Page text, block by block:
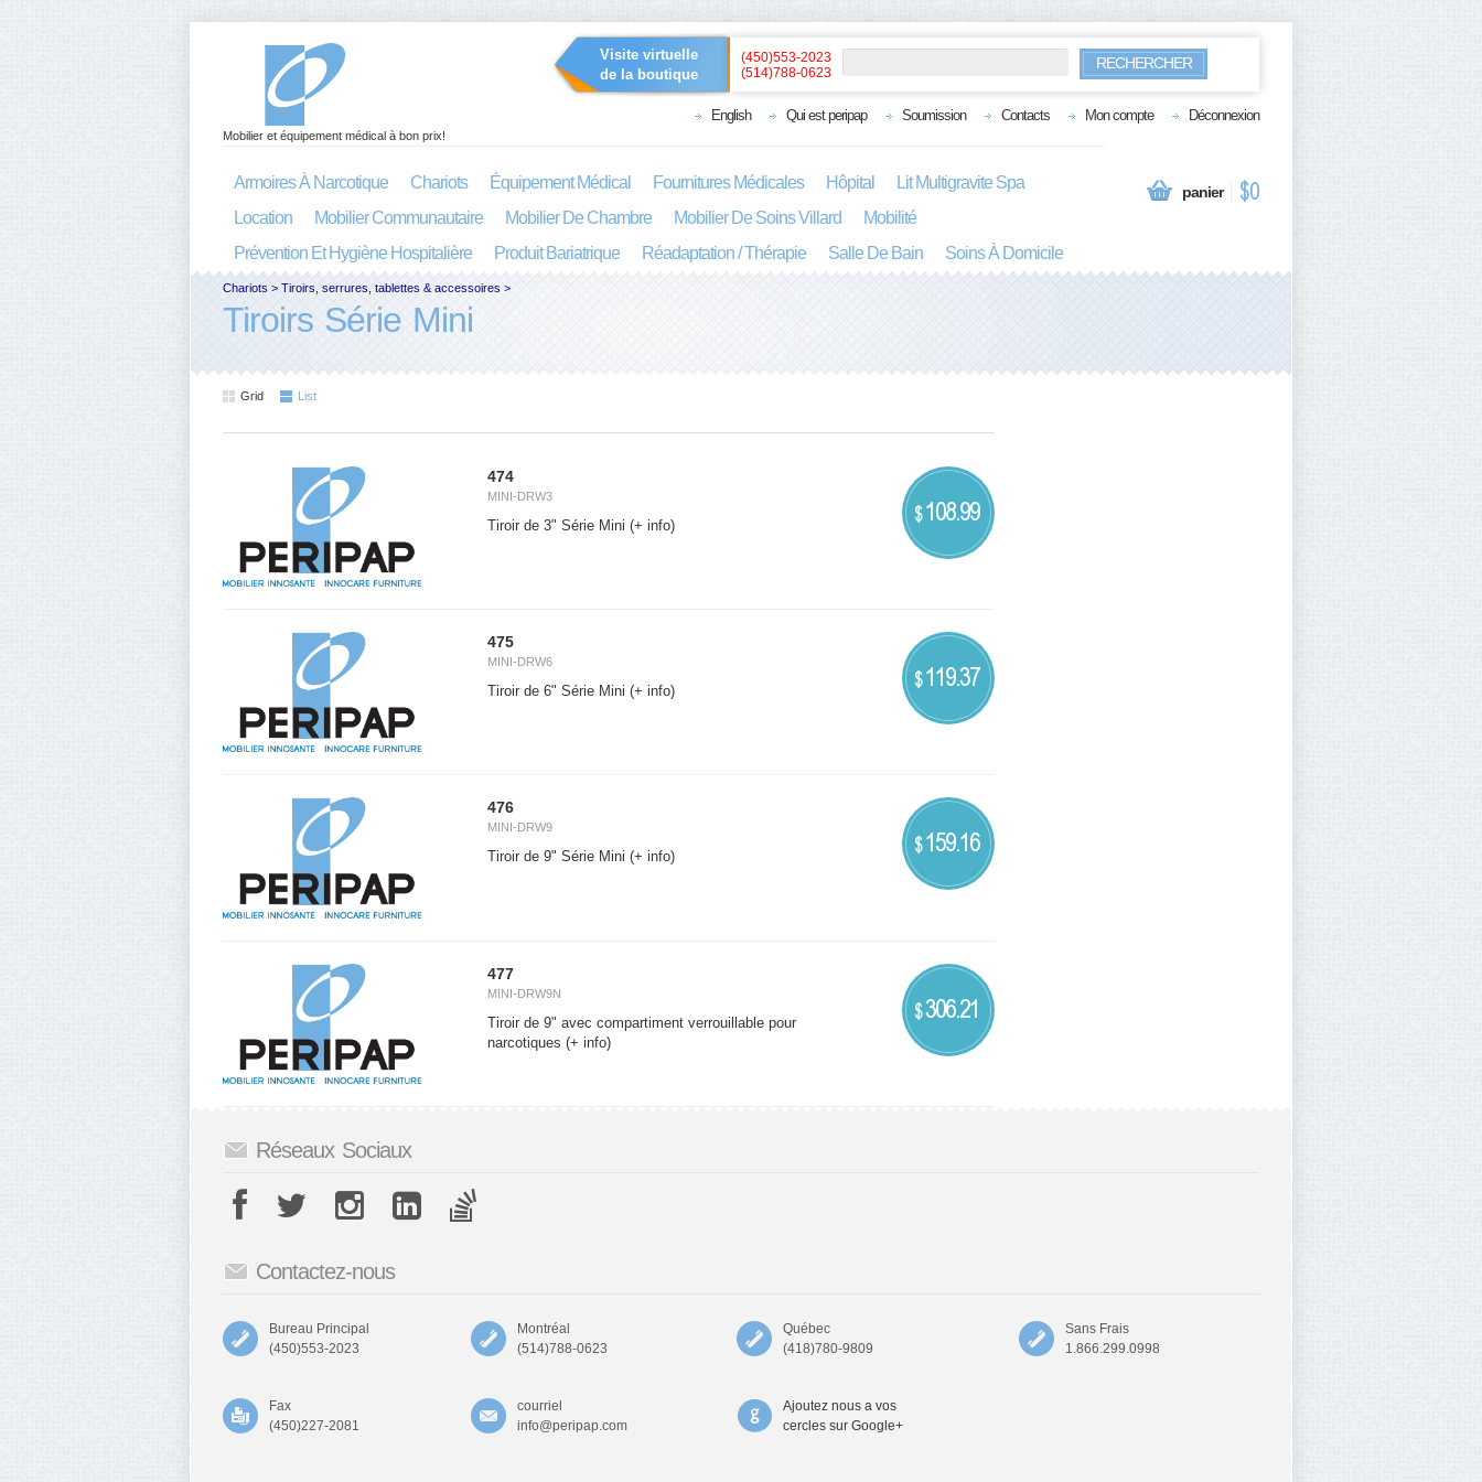
Visite virtuelle
de la boutique
Mobilier et équipement médical à bon prix!
English Qui est peripap Soumission Contacts Mon compte Déconnexion
(450)553-2023
(514)788-0623
RECHERCHER
Armoires À Narcotique Chariots Équipement Médical Fournitures Médicales Hôpital
Lit Multigravite Spa
Location
Mobilier Communautaire Mobilier De Chambre Mobilier De Soins Villard
Mobilité
Prévention Et Hygiène Hospitalière
Produit Bariatrique Réadaptation / Thérapie Salle De Bain Soins À Domicile
panier $0
Chariots > Tiroirs, serrures, tablettes & accessoires >
Tiroirs Série Mini
Grid List
474
MINI-DRW3
$108.99
Tiroir de 3" Série Mini (+ info)
475
MINI-DRW6
$119.37
Tiroir de 6" Série Mini (+ info)
476
MINI-DRW9
$159.16
Tiroir de 9" Série Mini (+ info)
477
MINI-DRW9N
$306.21
Tiroir de 9" avec compartiment verrouillable pour
narcotiques (+ info)
Réseaux Sociaux
Contactez-nous
Bureau Principal
(450)553-2023
Montréal
(514)788-0623
Québec
(418)780-9809
Sans Frais
1.866.299.0998
Fax
(450)227-2081
courriel
info@peripap.com
Ajoutez nous a vos
cercles sur Google+